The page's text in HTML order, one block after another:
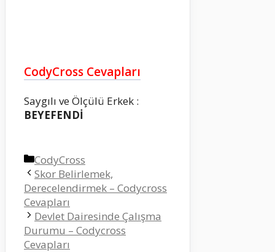
CodyCross Cevapları
Saygılı ve Ölçülü Erkek :
BEYEFENDİ
Kategoriler
CodyCross
Skor Belirlemek,
Derecelendirmek – Codycross
Cevapları
Devlet Dairesinde Çalışma
Durumu – Codycross
Cevapları